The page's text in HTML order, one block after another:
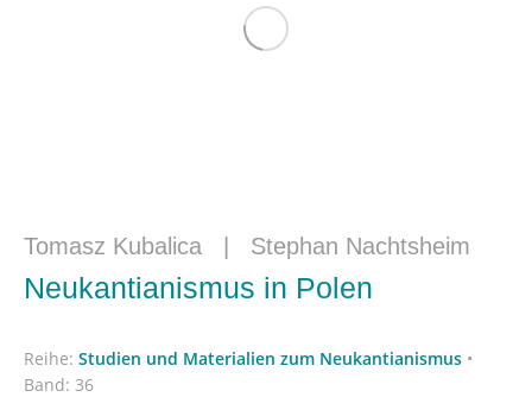
Tomasz Kubalica Stephan Nachtsheim
Neukantianismus in Polen
Reihe: Studien und Materialien zum Neukantianismus •
Band: 36